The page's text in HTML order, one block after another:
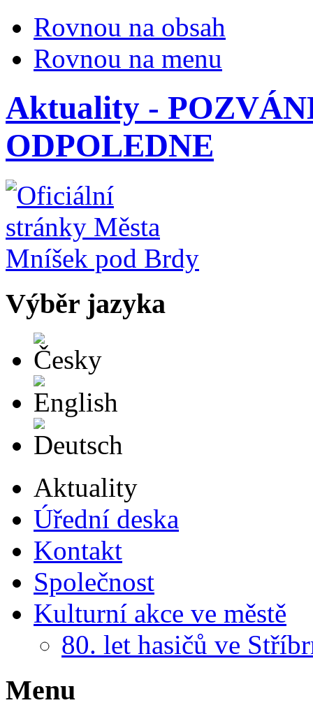
Rovnou na obsah
Rovnou na menu
Aktuality -
ODPOLEDNE
Výběr jazyka
Aktuality
Úřední deska
Kontakt
Společnost
Kulturní akce ve městě
80. let hasičů ve
Menu